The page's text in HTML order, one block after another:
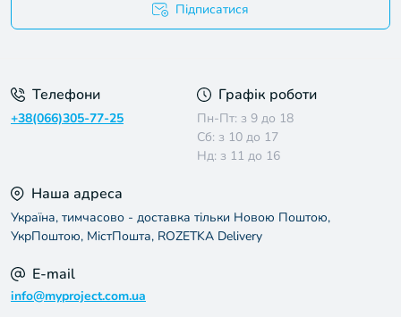
Підписатися
Телефони
+38(066)305-77-25
Графік роботи
Пн-Пт: з 9 до 18
Сб: з 10 до 17
Нд: з 11 до 16
Наша адреса
Україна, тимчасово - доставка тільки Новою Поштою,
УкрПоштою, МістПошта, ROZETKA Delivery
E-mail
info@myproject.com.ua